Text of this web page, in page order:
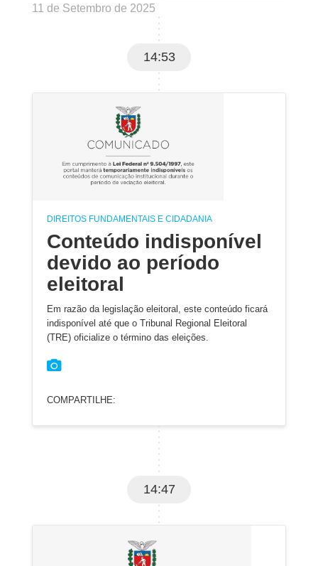
11 de Setembro de 2025
14:53
DIREITOS FUNDAMENTAIS E CIDADANIA
Conteúdo indisponível
devido ao período
eleitoral
Em razão da legislação eleitoral, este conteúdo ficará
indisponível até que o Tribunal Regional Eleitoral
(TRE) oficialize o término das eleições.
COMPARTILHE:
14:47